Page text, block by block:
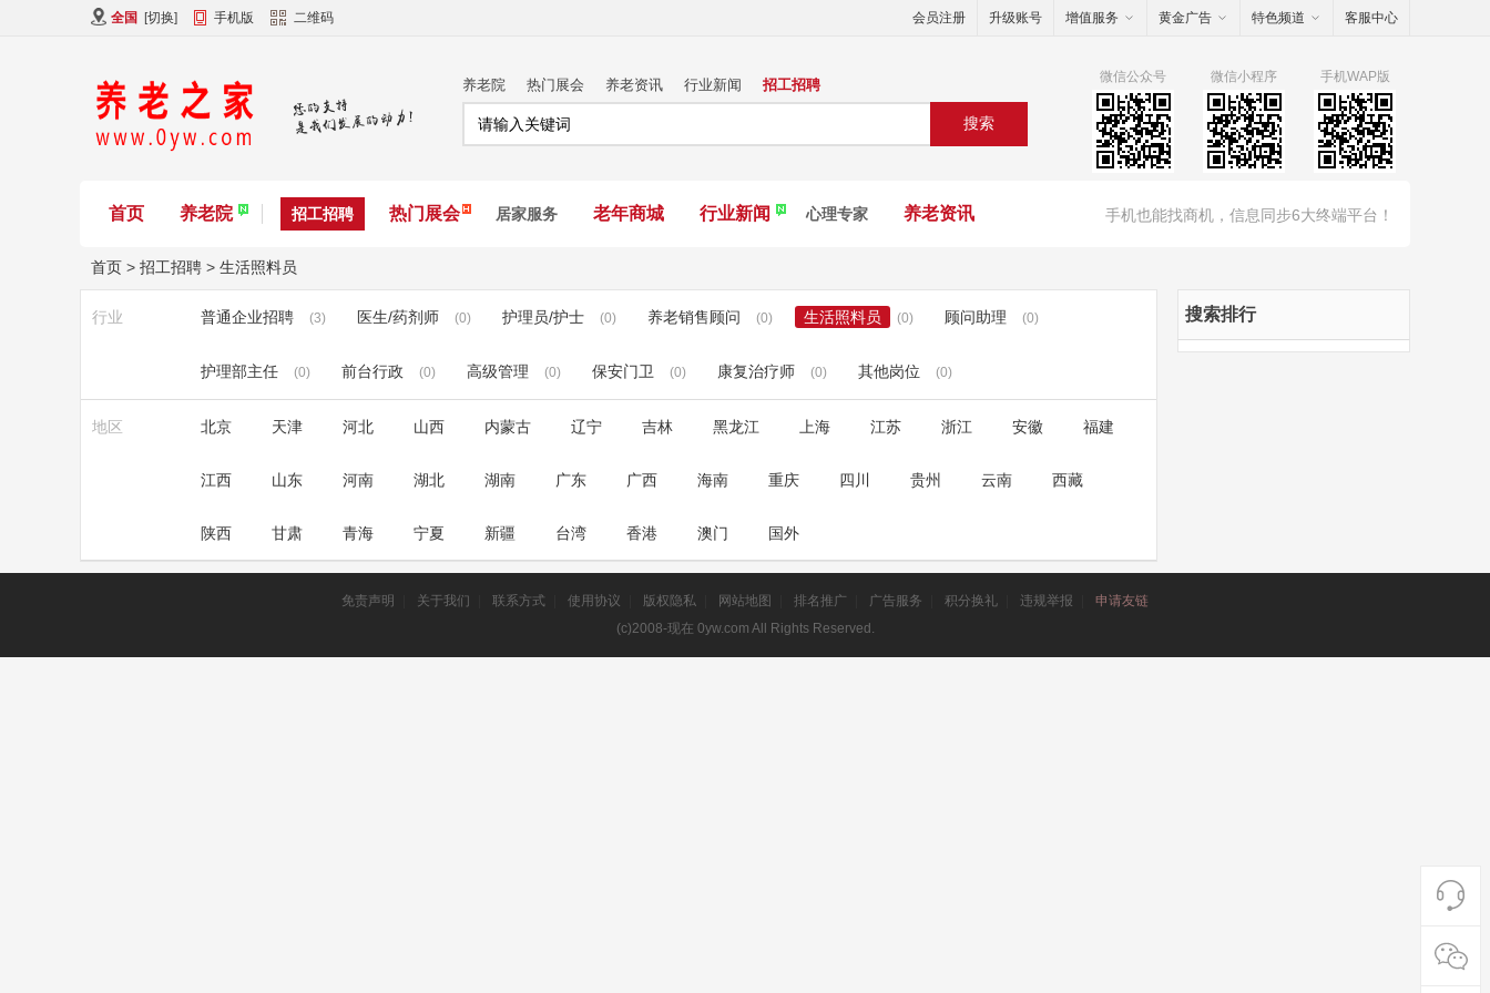
全国 [切换] 手机版 二维码 会员注册 升级账号 增值服务 黄金广告 特色频道 客服中心
养老院 热门展会 养老资讯 行业新闻 招工招聘
搜索
手机WAP版
手机也能找商机，信息同步6大终端平台！
微信小程序
微信公众号
首页 养老院 招工招聘 热门展会 居家服务 老年商城 行业新闻 心理专家 养老资讯
首页 > 招工招聘 > 生活照料员
行业 普通企业招聘 (3) 医生/药剂师 (0) 护理员/护士 (0) 养老销售顾问 (0) 生活照料员 (0) 顾问助理 (0)
护理部主任 (0) 前台行政 (0) 高级管理 (0) 保安门卫 (0) 康复治疗师 (0) 其他岗位 (0)
地区 北京 天津 河北 山西 内蒙古 辽宁 吉林 黑龙江 上海 江苏 浙江 安徽 福建
江西 山东 河南 湖北 湖南 广东 广西 海南 重庆 四川 贵州 云南 西藏
陕西 甘肃 青海 宁夏 新疆 台湾 香港 澳门 国外
搜索排行
免责声明 关于我们 联系方式 使用协议 版权隐私 网站地图 排名推广 广告服务 积分换礼 违规举报
申请友链
(c)2008-现在 0yw.com All Rights Reserved.